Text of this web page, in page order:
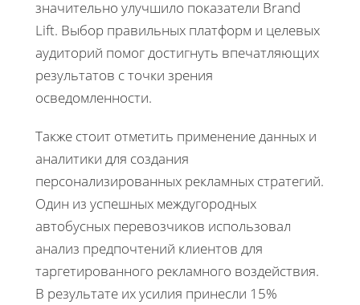
значительно улучшило показатели Brand
Lift. Выбор правильных платформ и целевых
аудиторий помог достигнуть впечатляющих
результатов с точки зрения
осведомленности.
Также стоит отметить применение данных и
аналитики для создания
персонализированных рекламных стратегий.
Один из успешных междугородных
автобусных перевозчиков использовал
анализ предпочтений клиентов для
таргетированного рекламного воздействия.
В результате их усилия принесли 15%